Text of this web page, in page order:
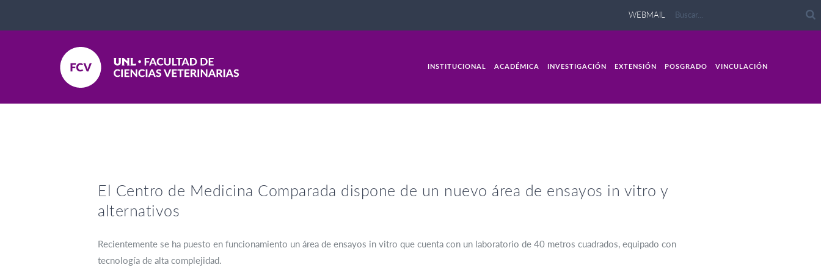
WEBMAIL
INSTITUCIONAL ACADÉMICA INVESTIGACIÓN EXTENSIÓN POSGRADO VINCULACIÓN
El Centro de Medicina Comparada dispone de un nuevo área de ensayos in vitro y
alternativos
Recientemente se ha puesto en funcionamiento un área de ensayos in vitro que cuenta con un laboratorio de 40 metros cuadrados, equipado con
tecnología de alta complejidad.